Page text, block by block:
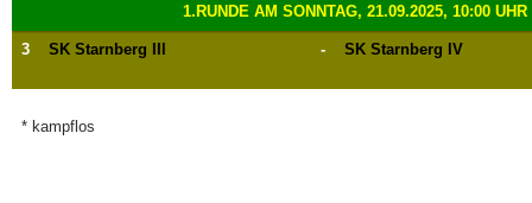
1.RUNDE AM SONNTAG, 21.09.2025, 10:00 UHR
3 SK Starnberg III - SK Starnberg IV
* kampflos